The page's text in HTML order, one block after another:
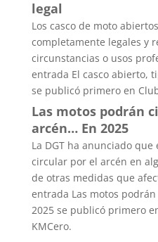
legal
Los casco de moto
completamente legales y
circunstancias o usos
entrada El casco abierto,
se publicó primero en
Las motos podrán
arcén… En 2025
La DGT ha anunciado
circular por el arcén en
de otras medidas que
entrada Las motos
2025 se publicó primero
KMCero.